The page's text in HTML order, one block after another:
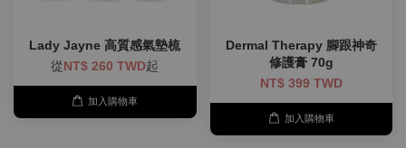
Lady Jayne 高質感氣墊梳
從NT$ 260 TWD起
加入購物車
Dermal Therapy 腳跟神奇
修護膏 70g
NT$ 399 TWD
加入購物車